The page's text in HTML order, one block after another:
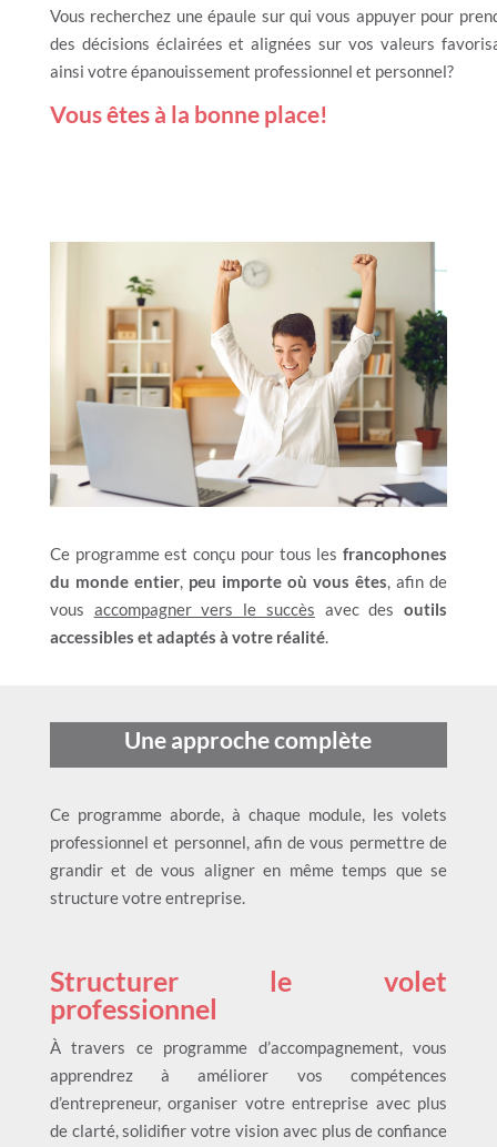
Vous recherchez une épaule sur qui vous appuyer pour
des décisions éclairées et alignées sur vos valeurs
ainsi votre épanouissement professionnel et personnel?
Vous êtes à la bonne place!
Ce programme est conçu pour tous lesfrancophones
du monde entier,peu importe où vous êtes, afin de
vous accompagner vers le succès avec desoutils
accessibles et adaptés à votre réalité.
Une approche complète
Ce programme aborde, à chaque module, lesvolets
professionnel et personnel,afin de vous permettre de
grandir et de vous aligner en même temps que se
structure votre entreprise.
Structurer le volet
professionnel
À travers ce programme d’accompagnement, vous
apprendrez à améliorer vos compétences
d’entrepreneur, organiser votre entreprise avec plus
de clarté, solidifier votre vision avec plus de confiance